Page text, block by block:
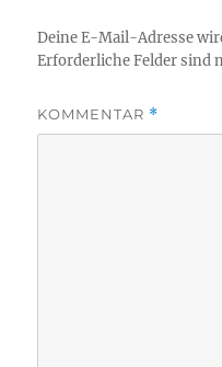
Deine E-Mail-Adresse
Erforderliche Felder sind
KOMMENTAR *